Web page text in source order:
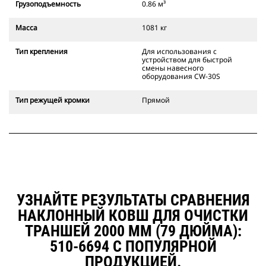
Захватное устройство смены
также позволяет оператору
положении "задний ход" для
расчистки и выполнения прямых
оборудования проверяется по
замка устройства для быстрой
навесного оборудования Cat
совместимы с гусеничными
экскаваторами 311–352 и всеми
колесными экскаваторами. В
наличии также имеются
устройства для быстрой смены
Грузоподъемность 0.86 м³
Масса 1081 кг
Тип крепления
Для использования с
устройством для быстрой
смены навесного
оборудования CW-30S
Тип режущей кромки Прямой
УЗНАЙТЕ РЕЗУЛЬТАТЫ СРАВНЕНИЯ
НАКЛОННЫЙ КОВШ ДЛЯ ОЧИСТКИ
ТРАНШЕЙ 2000 ММ (79 ДЮЙМА):
510-6694 С ПОПУЛЯРНОЙ
ПРОДУКЦИЕЙ.